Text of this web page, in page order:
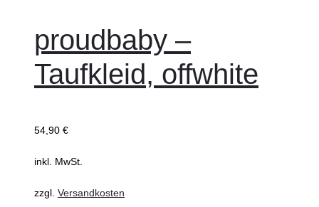
proudbaby –
Taufkleid, offwhite
54,90 €
inkl. MwSt.
zzgl. Versandkosten